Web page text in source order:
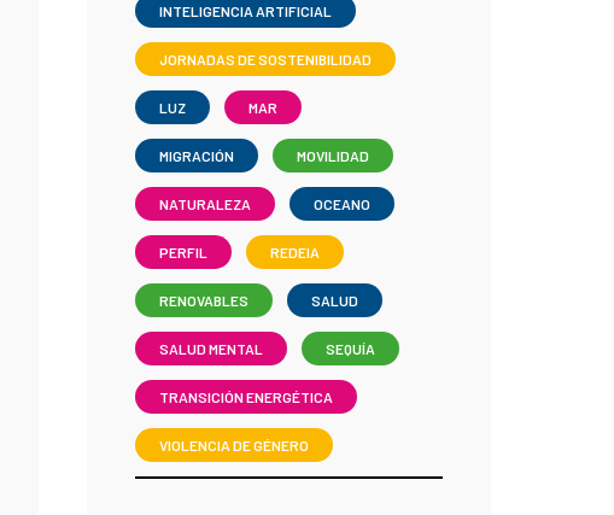
INTELIGENCIA ARTIFICIAL
JORNADAS DE SOSTENIBILIDAD
LUZ MAR
MIGRACIÓN MOVILIDAD
NATURALEZA OCEANO
PERFIL REDEIA
RENOVABLES SALUD
SALUD MENTAL SEQUÍA
TRANSICIÓN ENERGÉTICA
VIOLENCIA DE GÉNERO